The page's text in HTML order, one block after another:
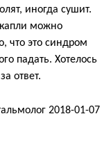
иногда сушит.
можно
что это синдром
падать. Хотелось
ответ.
2018-01-07